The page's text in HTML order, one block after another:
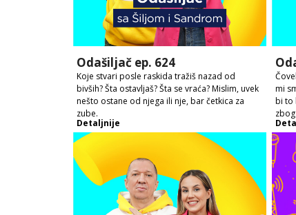
Odašiljač ep. 624
Koje stvari posle raskida tražiš nazad od
bivših? Šta ostavljaš? Šta se vraća? Mislim, uvek
nešto ostane od njega ili nje, bar četkica za
zube.
Detaljnije
mi
bi to